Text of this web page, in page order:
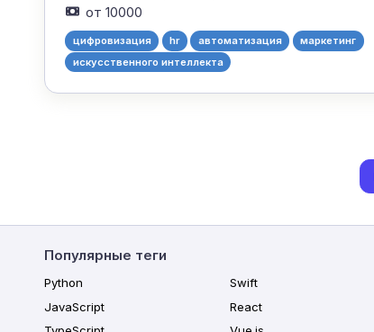
от 10000
цифровизация hr автоматизация
маркетинг
искусственного интеллекта
Популярные теги
Python
JavaScript
Swift
React